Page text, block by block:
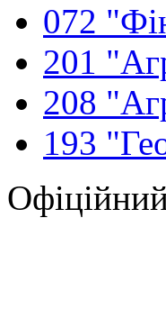
072
201
208
193